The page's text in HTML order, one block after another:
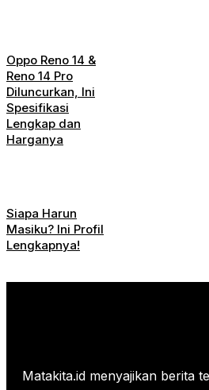
Oppo Reno 14 &
Reno 14 Pro
Diluncurkan, Ini
Spesifikasi
Lengkap dan
Harganya
Siapa Harun
Masiku? Ini Profil
Lengkapnya!
Matakita.id menyajikan berita